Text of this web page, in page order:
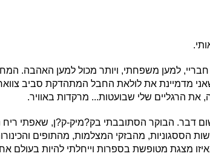
חבריי, למען משפחתי, ויותר מכול למען האהבה.
מדמיינת את לולאת החבל המתהדקת סביב
הרגליים שלי שבועטות... מרקדות באוויר.
דבר. הבוקר הסתובבתי בק?מיק-ק?ן, שאפתי ריח
הססגוניות, מהבזקי המצלמות, מהתופים
מצגת מטופשת בספרות וייחלתי להיות בעולם